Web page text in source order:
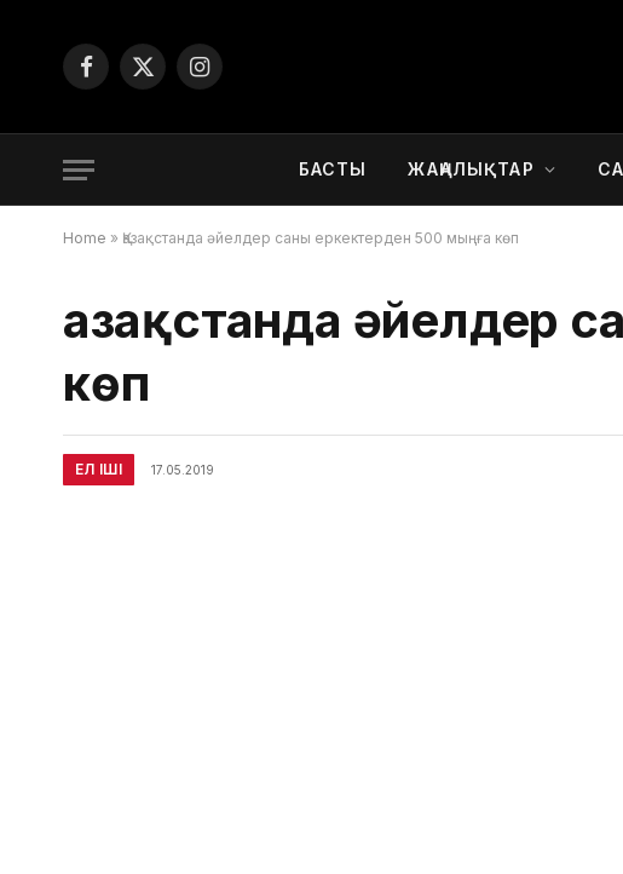
Facebook
X
Instagram
БАСТЫ ЖАҢАЛЫҚТАР
Home » Қазақстанда әйелдер саны еркектерден 500 мыңға көп
Қазақстанда әйелдер
көп
ЕЛ ІШІ 17.05.2019